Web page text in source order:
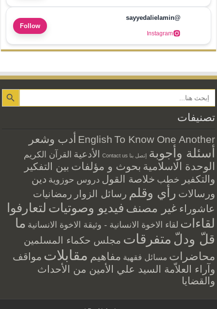
@sayyedalielamin
Instagram
Follow
Search Button
تصنيفات
English To Know One Another أدب وشعر
أسئلة وأجوبة إتصل بنا Contact us الأدعية القرآن الكريم
الوحدة الاسلامية بحوث و مؤلفات بين التفكير
والتكفير خطب خلاصة القول دروس حوزوية دين
ورسالات رأي وقلم رسائل الزوار رمضانيات
عاشوراء غير مصنف فيديو وصوتيات لتعارفوا
لقاءات لقاء الاخوة الانسانية - وثيقة الاخوة الانسانية ما
قلّ ودلّ متفرقات مجلس حكماء المسلمين
محاضرات مسائل فقهية مفاهيم مقابلات مواقف
وآراء العلاّمة السيد علي الأمين من الأحداث
والقضايا